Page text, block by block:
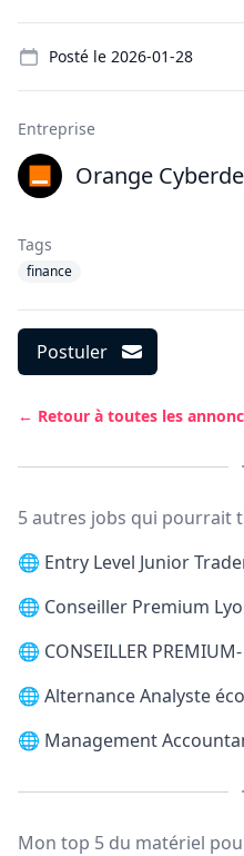
Posté le 2026-01-28
Entreprise
Orange
Tags
finance
Postuler
← Retour à toutes les
5 autres jobs qui pourrait
🌐 Entry Level Junior
🌐 Conseiller Premium
🌐 CONSEILLER
🌐 Alternance Analyste
🌐 Management
Mon top 5 du matériel